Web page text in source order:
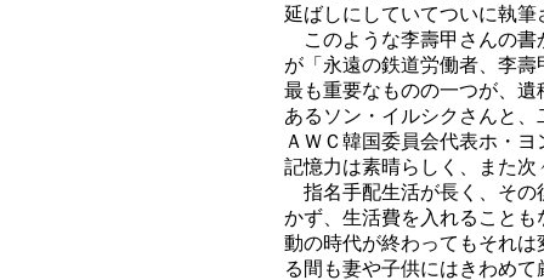
延ばしにしていてついに執
このような李壽甲さんの書
が「永遠の鉄道労働者、李
最も重要なものの一つが、
あるソン・イルシクさんと
ＡＷＣ韓国委員会代表ホ・
記憶力は素晴らしく、また
指名手配生活が長く、その
かず、生活費を入れること
動の時代が終わってもそれ
る間も妻や子供にはきわめ